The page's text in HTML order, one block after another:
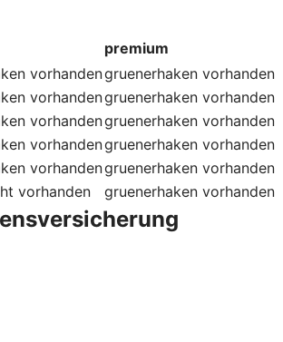
premium
vorhandengruenerhaken vorhanden
vorhandengruenerhaken vorhanden
vorhandengruenerhaken vorhanden
vorhandengruenerhaken vorhanden
vorhandengruenerhaken vorhanden
vorhanden gruenerhaken vorhanden